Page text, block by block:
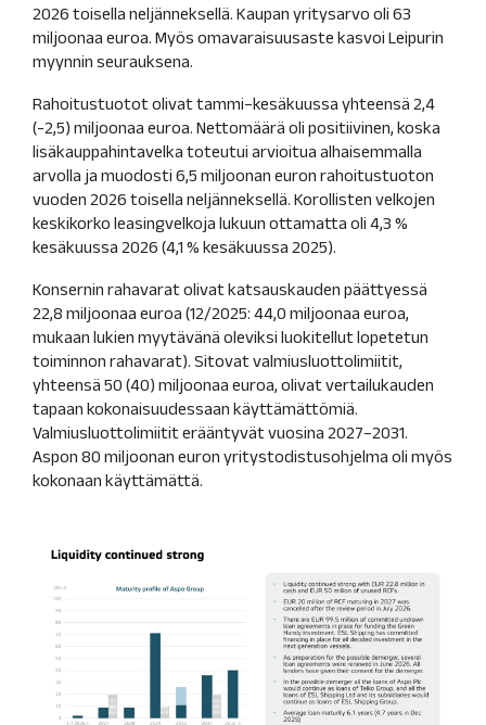
2026 toisella neljänneksellä. Kaupan yritysarvo oli 63
miljoonaa euroa. Myös omavaraisuusaste kasvoi Leipurin
myynnin seurauksena.
Rahoitustuotot olivat tammi–kesäkuussa yhteensä 2,4
(-2,5) miljoonaa euroa. Nettomäärä oli positiivinen, koska
lisäkauppahintavelka toteutui arvioitua alhaisemmalla
arvolla ja muodosti 6,5 miljoonan euron rahoitustuoton
vuoden 2026 toisella neljänneksellä. Korollisten velkojen
keskikorko leasingvelkoja lukuun ottamatta oli 4,3 %
kesäkuussa 2026 (4,1 % kesäkuussa 2025).
Konsernin rahavarat olivat katsauskauden päättyessä
22,8 miljoonaa euroa (12/2025: 44,0 miljoonaa euroa,
mukaan lukien myytävänä oleviksi luokitellut lopetetun
toiminnon rahavarat). Sitovat valmiusluottolimiitit,
yhteensä 50 (40) miljoonaa euroa, olivat vertailukauden
tapaan kokonaisuudessaan käyttämättömiä.
Valmiusluottolimiitit erääntyvät vuosina 2027–2031.
Aspon 80 miljoonan euron yritystodistusohjelma oli myös
kokonaan käyttämättä.